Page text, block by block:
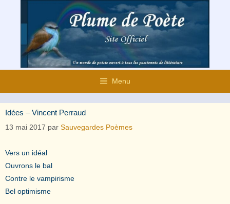
contenu
Menu
Idées – Vincent Perraud
13 mai 2017 par Sauvegardes Poèmes
Vers un idéal
Ouvrons le bal
Contre le vampirisme
Bel optimisme